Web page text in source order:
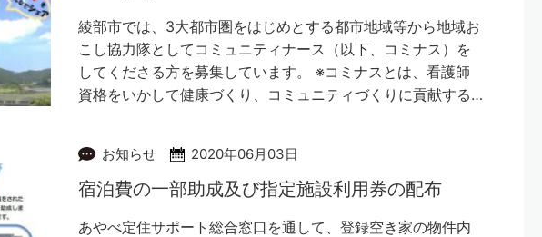
綾部市では、3大都市圏をはじめとする都市地域等から地域お
こし協力隊としてコミュニティナース（以下、コミナス）を
してくださる方を募集しています。 ※コミナスとは、看護師
資格をいかして健康づくり、コミュニティづくりに貢献する…
お知らせ 2020年06月03日
宿泊費の一部助成及び指定施設利用券の配布
あやべ定住サポート総合窓口を通して、登録空き家の物件内